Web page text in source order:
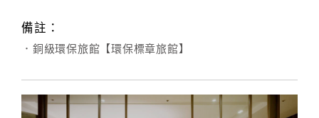
備註：
．銅級環保旅館【環保標章旅館】